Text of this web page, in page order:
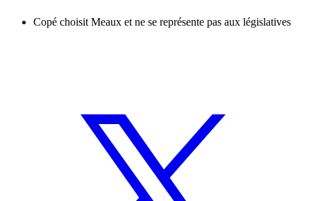
Copé choisit Meaux et ne se représente pas aux législatives